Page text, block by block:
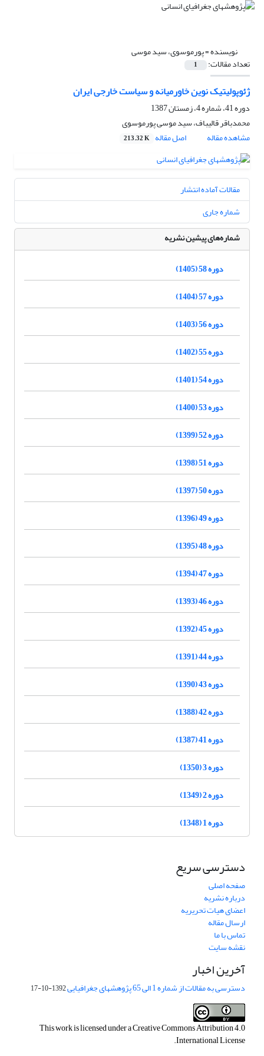
نویسنده =پورموسوی، سید موسی
تعداد مقالات: 1
ژئوپولیتیک نوین خاورمیانه و سیاست خارجی ایران
دوره 41، شماره 4، زمستان 1387
محمد‌باقر قالیباف، سید موسی پورموسوی
مشاهده مقاله
اصل مقاله 213.32 K
مقالات آماده انتشار
شماره جاری
شماره‌های پیشین نشریه
دوره 58 (1405)
دوره 57 (1404)
دوره 56 (1403)
دوره 55 (1402)
دوره 54 (1401)
دوره 53 (1400)
دوره 52 (1399)
دوره 51 (1398)
دوره 50 (1397)
دوره 49 (1396)
دوره 48 (1395)
دوره 47 (1394)
دوره 46 (1393)
دوره 45 (1392)
دوره 44 (1391)
دوره 43 (1390)
دوره 42 (1388)
دوره 41 (1387)
دوره 3 (1350)
دوره 2 (1349)
دوره 1 (1348)
دسترسی سریع
صفحه اصلی
درباره نشریه
اعضای هیات تحریریه
ارسال مقاله
تماس با ما
نقشه سایت
آخرین اخبار
دسترسی به مقالات از شماره 1 الی 65 پژوهشهای جغرافیایی 1392-10-17
This work is licensed under aCreative Commons Attribution 4.0
International License
.